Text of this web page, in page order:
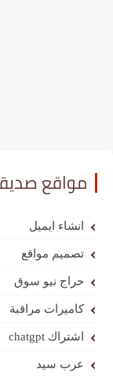
مواقع صديقة
انشاء ايميل
تصميم مواقع
حراج نيو سوق
كاميرات مراقبة
اشتراك chatgpt
عرب سيد